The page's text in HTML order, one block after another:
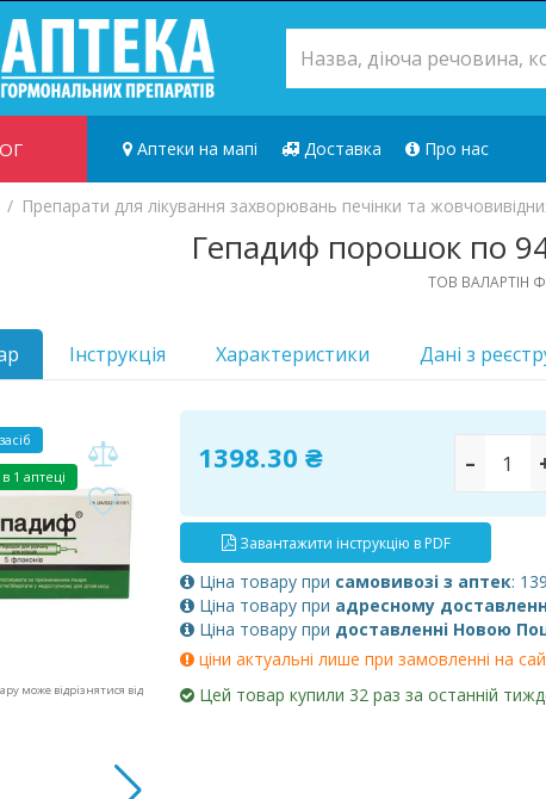
Аптеки на мапі Доставка Про нас
Препарати для лікування захворювань печінки та
Гепадиф порошок по
ТОВ ВАЛАРТІН
Інструкція Характеристики Дані з
1 аптеці
може відрізнятися від
1398.30 ₴ –
Завантажити інструкцію в PDF
Ціна товару при самовивозі з аптек:
Ціна товару при адресному
Ціна товару при доставленні Новою
ціни актуальні лише при замовленні на
Цей товар купили 32 раз за останній